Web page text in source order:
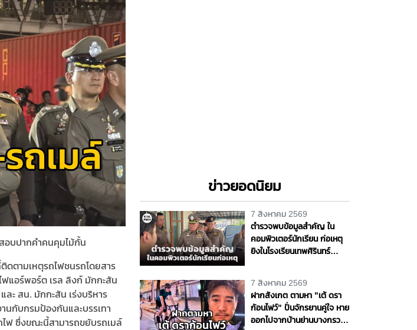
อบปากคำคนคุมไม้กั้น
ตามเหตุรถไฟชนรถโดยสาร
แอร์พอร์ต เรล ลิงก์ มักกะสัน
ละ สน. มักกะสัน เร่งบริหาร
นกับกรมป้องกันและบรรเทา
ฟ ซึ่งขณะนี้สามารถขยับรถเมล์
ข่าวยอดนิยม
7 สิงหาคม 2569
ตำรวจพบข้อมูลสำคัญ ใน
คอมพิวเตอร์นักเรียน ก่อเหตุ
ยิงในโรงเรียนเทพศิรินทร์
7 สิงหาคม 2569
ฝากสังเกต ตามหา "เต้ ดรา
ก้อนไฟว์" ปั่นจักรยานคู่ใจ หาย
ออกไปจากบ้านย่านบางกรวย